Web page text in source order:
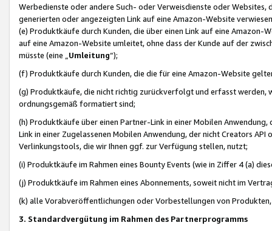
Werbedienste oder andere Such- oder Verweisdienste oder Websites,
generierten oder angezeigten Link auf eine Amazon-Website
(e) Produktkäufe durch Kunden, die über einen Link auf eine
auf eine Amazon-Website umleitet, ohne dass der Kunde auf der
müsste (eine „ Umleitung“);
(f) Produktkäufe durch Kunden, die die für eine Amazon-Website
(g) Produktkäufe, die nicht richtig zurückverfolgt und erfasst werden,
ordnungsgemäß formatiert sind;
(h) Produktkäufe über einen Partner-Link in einer Mobilen
Link in einer Zugelassenen Mobilen Anwendung, der nicht Creators
Verlinkungstools, die wir Ihnen ggf. zur Verfügung stellen, nutzt;
(i) Produktkäufe im Rahmen eines Bounty Events (wie in Ziffer 4 (a)
(j) Produktkäufe im Rahmen eines Abonnements, soweit nicht im
(k) alle Vorabveröffentlichungen oder Vorbestellungen von
3. Standardvergütung im Rahmen des Partnerprogramms